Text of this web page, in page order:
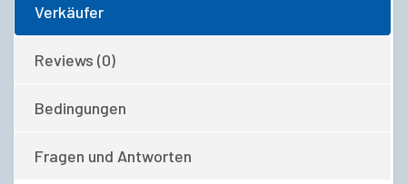
Verkäufer
Reviews (0)
Bedingungen
Fragen und Antworten